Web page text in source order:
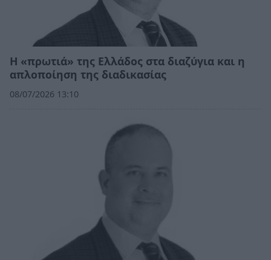
Η «πρωτιά» της Ελλάδος στα διαζύγια και η
απλοποίηση της διαδικασίας
08/07/2026 13:10